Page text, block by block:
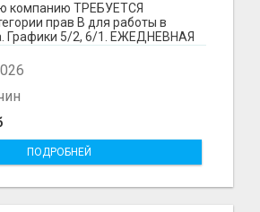
компанию ТРЕБУЕТСЯ
прав В для работы в
Графики 5/2, 6/1. ЕЖЕДНЕВНАЯ
ПОДРОБНЕЙ